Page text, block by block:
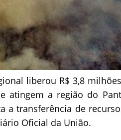
liberou R$ 3,8
atingem a região do
a transferência de
Oficial da União.